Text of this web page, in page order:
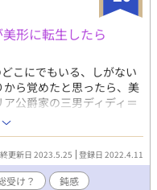
形に転生したら
こにでもいる、しがない
ら覚めたと思ったら、美
公爵家の三男ディディ＝
いて…美形ショタにあや
一人だった僕に愛情を注
イケメン達。 愛されて慣
は保険です(まだ書き上げ
ます ＊予告なくエロを
更新日 2023.5.25 登録日 2022.4.11
受け？
鈍感